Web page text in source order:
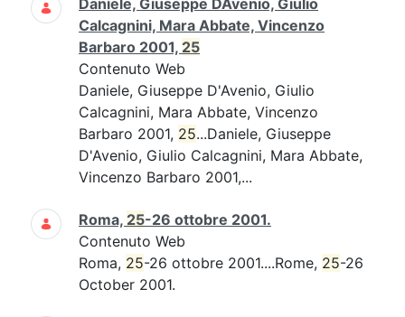
Daniele, Giuseppe DAvenio, Giulio
Calcagnini, Mara Abbate, Vincenzo
Barbaro 2001, 25
Contenuto Web
Daniele, Giuseppe D'Avenio, Giulio
Calcagnini, Mara Abbate, Vincenzo
Barbaro 2001, 25...Daniele, Giuseppe
D'Avenio, Giulio Calcagnini, Mara Abbate,
Vincenzo Barbaro 2001,...
Roma, 25-26 ottobre 2001.
Contenuto Web
Roma, 25-26 ottobre 2001....Rome, 25-26
October 2001.